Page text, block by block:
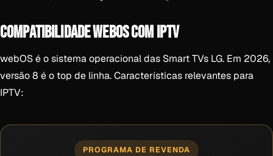
COMPATIBILIDADE WEBOS COM IPTV
webOS é o sistema operacional das Smart TVs LG. Em 2026,
versão 8 é o top de linha. Características relevantes para
IPTV:
PROGRAMA DE REVENDA